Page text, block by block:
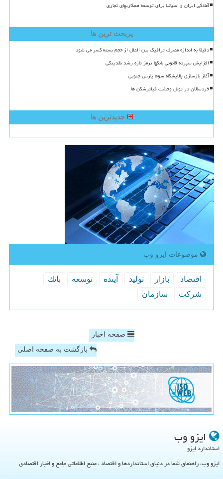
آمادگی ایران و اسپانیا برای توسعه همکاریهای تجاری
پربحث ترین ها
دقیقا به اندازه مصرف ترافیک بین الملل از حجم بسته کسر می شود
افزایش سپرده قانونی بانکها ترمز تازه رشد نقدینگی
آغاز بازسازی پالایشگاه سوم پارس جنوبی
خردسالان در تونل وحشت فیلترشکن ها
جدیدترین ها
موضوعات ایزو وب
اقتصاد بازار تولید آینده توسعه
بانك
شركت
سازمان
صفحه اخبار
بازگشت به صفحه اصلی
ایزو وب
استاندارد ایزو
ایزو وب، راهنمای شما در دنیای استانداردها و اقتصاد ، منبع اطلاعاتی جامع و اخبار اقتصادی